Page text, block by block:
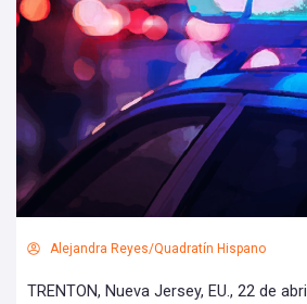
Alejandra Reyes/Quadratín Hispano
TRENTON, Nueva Jersey, EU., 22 de